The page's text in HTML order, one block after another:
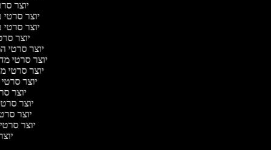
יוצר
יוצר סרטי
יוצר סרטי
יוצר
יוצר סרטי
יוצר סרטי
יוצר סרטי
יוצר
יוצר
יוצר
יוצר
יוצר